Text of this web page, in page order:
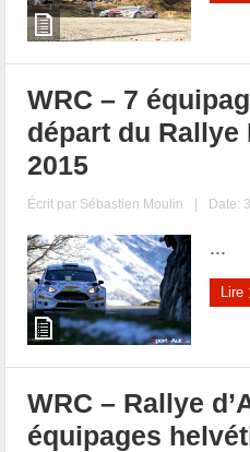
WRC – 7
départ du Rallye
2015
Écrit par Sébastien Moulin | Date:
...
Lire
WRC – Rallye
équipages